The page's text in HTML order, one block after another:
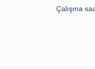
Çalışma